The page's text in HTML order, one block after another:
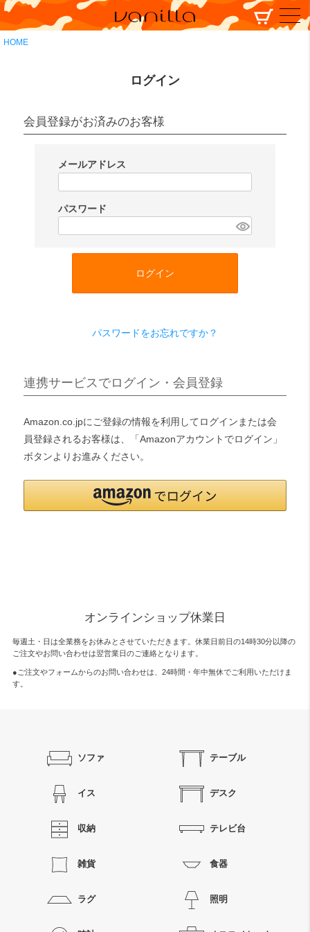
HOME
ログイン
会員登録がお済みのお客様
メールアドレス
須
パスワード
ログイン
パスワードをお忘れですか？
連携サービスでログイン・会員登録
Amazon.co.jpにご登録の情報を利用してログインまたは会
員登録されるお客様は、「Amazonアカウントでログイン」
ボタンよりお進みください。
オンラインショップ休業日
毎週土・日は全業務をお休みとさせていただきます。休業日前日の14時30分以降の
ご注文やお問い合わせは翌営業日のご連絡となります。
●ご注文やフォームからのお問い合わせは、 24時間・年中無休でご利用いただけま
す。
ソファ テーブル
イス デスク
収納 テレビ台
雑貨 食器
ラグ 照明